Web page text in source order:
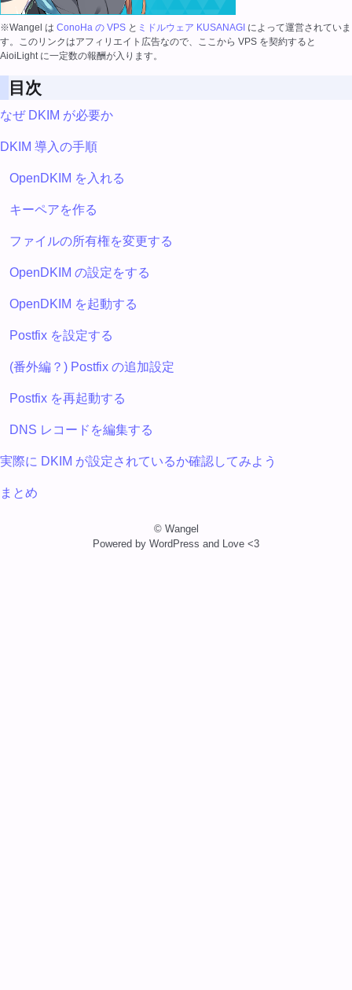
※Wangel は ConoHa の VPS と ミドルウェア KUSANAGI によって運営されていま
す。このリンクはアフィリエイト広告なので、ここから VPS を契約すると
AioiLight に一定数の報酬が入ります。
目次
なぜ DKIM が必要か
DKIM 導入の手順
OpenDKIM を入れる
キーペアを作る
ファイルの所有権を変更する
OpenDKIM の設定をする
OpenDKIM を起動する
Postfix を設定する
(番外編？) Postfix の追加設定
Postfix を再起動する
DNS レコードを編集する
実際に DKIM が設定されているか確認してみよう
まとめ
© Wangel
Powered by WordPress and Love <3